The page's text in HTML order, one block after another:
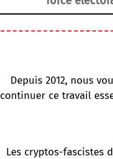
Depuis 2012, nous
continuer ce travail
Les cryptos-fascistes